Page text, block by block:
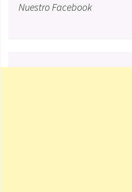
Nuestro Facebook